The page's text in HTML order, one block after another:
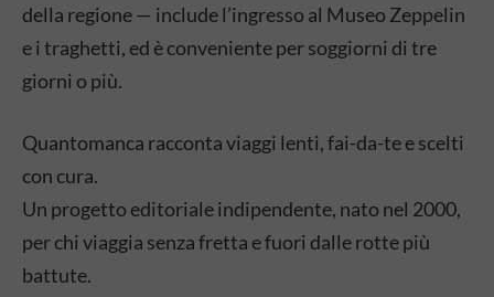
della regione — include l’ingresso al Museo Zeppelin
e i traghetti, ed è conveniente per soggiorni di tre
giorni o più.
Quantomanca racconta viaggi lenti, fai-da-te e scelti
con cura.
Un progetto editoriale indipendente, nato nel 2000,
per chi viaggia senza fretta e fuori dalle rotte più
battute.